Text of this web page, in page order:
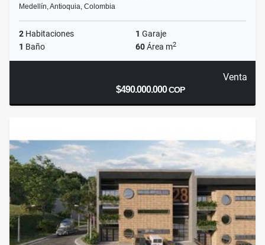
Medellín, Antioquia, Colombia
2 Habitaciones 1 Garaje
1 Baño 60Área m2
Venta
$490.000.000COP